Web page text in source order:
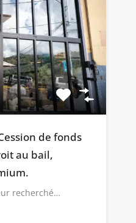
de fonds
au bail,
recherché…